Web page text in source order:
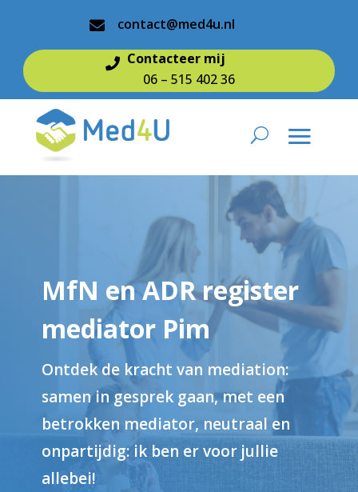
 contact@med4u.nl
 Contacteer mij
06 – 515 402 36
MfN en ADR register
mediator Pim
Ontdek de kracht van mediation:
samen in gesprek gaan, met een
betrokken mediator, neutraal en
onpartijdig: ik ben er voor jullie
allebei!